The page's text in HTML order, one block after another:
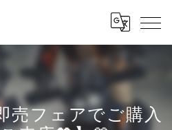
売フェアでご購入